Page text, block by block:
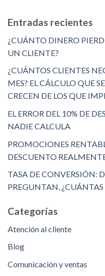
Entradas recientes
¿CUÁNTO DINERO
UN CLIENTE?
¿CUÁNTOS CLIENTES
MES? EL CÁLCULO QUE
CRECEN DE LOS QUE
EL ERROR DEL 10% DE
NADIE CALCULA
PROMOCIONES
DESCUENTO
TASA DE CONVERSIÓN:
PREGUNTAN,
Categorías
Atención al cliente
Blog
Comunicación y ventas